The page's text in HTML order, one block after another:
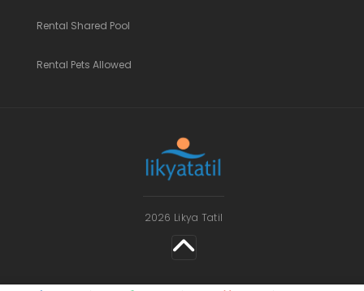
Rental Shared Pool
Rental Pets Allowed
2026 Likya Tatil